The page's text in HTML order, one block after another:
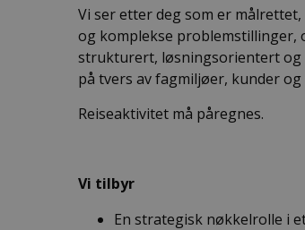
Vi ser etter deg som er
og komplekse problemstillinger,
strukturert, løsningsorientert og
på tvers av fagmiljøer, kunder
Reiseaktivitet må påregnes.
Vi tilbyr
En strategisk nøkkelrolle i